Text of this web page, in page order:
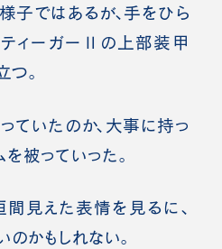
子ではあるが、手をひら
ィーガーⅡの上部装甲
つ。
ていたのか、大事に持っ
被っていった。
見えた表情を見るに、
かもしれない。